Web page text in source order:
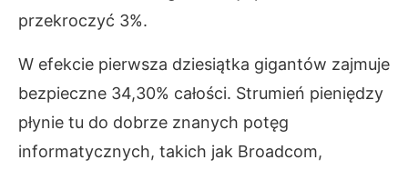
przekroczyć 3%.
W efekcie pierwsza dziesiątka gigantów zajmuje
bezpieczne 34,30% całości. Strumień pieniędzy
płynie tu do dobrze znanych potęg
informatycznych, takich jak Broadcom,